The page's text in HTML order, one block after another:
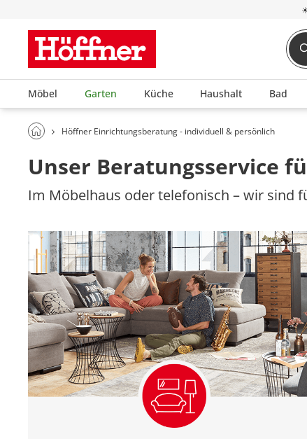
Möbel Garten Küche Haushalt Bad
Höffner Einrichtungsberatung - individuell & persönlich
Unser Beratungsservice
Im Möbelhaus oder telefonisch – wir sind